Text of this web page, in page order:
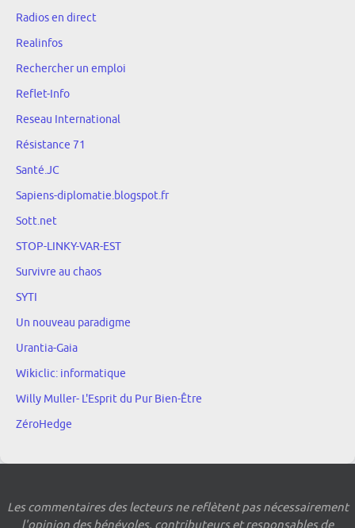
Radios en direct
Realinfos
Rechercher un emploi
Reflet-Info
Reseau International
Résistance 71
Santé.JC
Sapiens-diplomatie.blogspot.fr
Sott.net
STOP-LINKY-VAR-EST
Survivre au chaos
SYTI
Un nouveau paradigme
Urantia-Gaia
Wikiclic: informatique
Willy Muller- L'Esprit du Pur Bien-Être
ZéroHedge
Les commentaires des lecteurs ne reflètent pas nécessairement